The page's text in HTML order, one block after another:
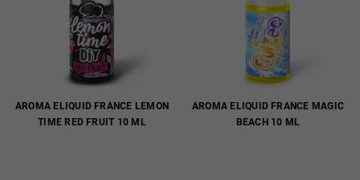
AROMA ELIQUID FRANCE LEMON
TIME RED FRUIT 10 ML
AROMA ELIQUID FRANCE MAGIC
BEACH 10 ML